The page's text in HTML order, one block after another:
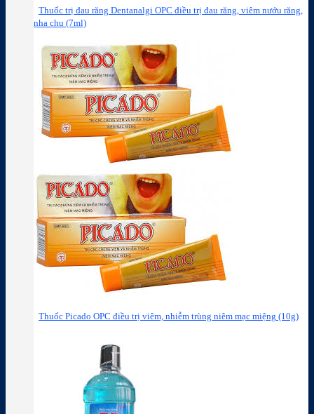
Thuốc trị đau răng Dentanalgi OPC điều trị đau răng, viêm nướu răng,
nha chu (7ml)
Thuốc Picado OPC điều trị viêm, nhiễm trùng niêm mạc miệng (10g)